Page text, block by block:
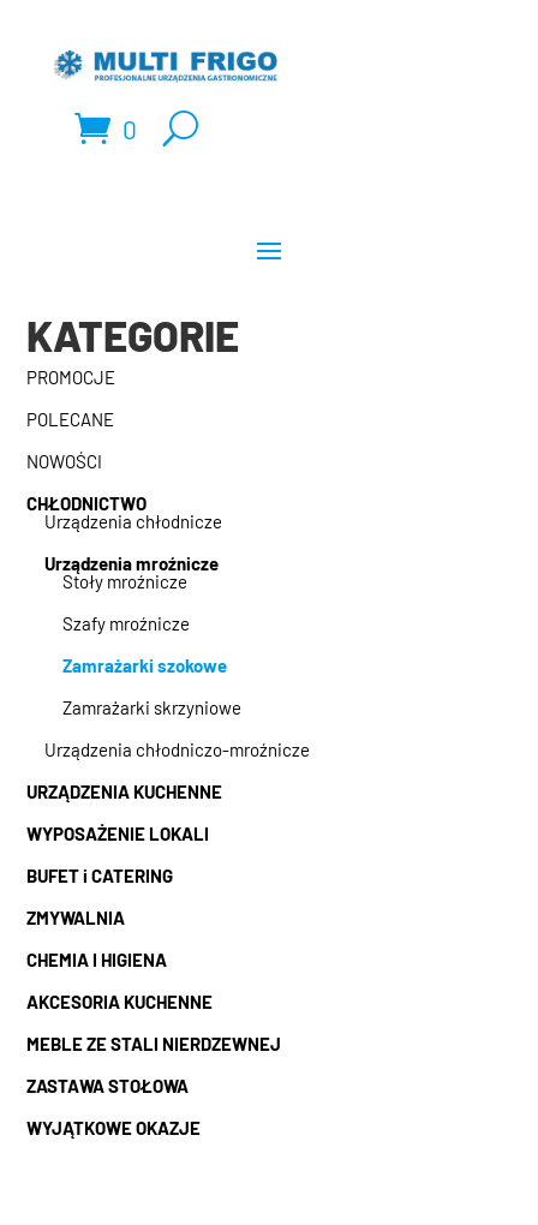
0
KATEGORIE
PROMOCJE
POLECANE
NOWOŚCI
CHŁODNICTWO
Urządzenia chłodnicze
Urządzenia mroźnicze
Stoły mroźnicze
Szafy mroźnicze
Zamrażarki szokowe
Zamrażarki skrzyniowe
Urządzenia chłodniczo-mroźnicze
URZĄDZENIA KUCHENNE
WYPOSAŻENIE LOKALI
BUFET i CATERING
ZMYWALNIA
CHEMIA I HIGIENA
AKCESORIA KUCHENNE
MEBLE ZE STALI NIERDZEWNEJ
ZASTAWA STOŁOWA
WYJĄTKOWE OKAZJE